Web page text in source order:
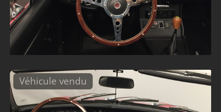
Véhicule vendu